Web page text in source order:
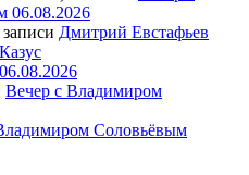
06.08.2026
Дмитрий Евстафьев
Вечер с Владимиром
Соловьёвым